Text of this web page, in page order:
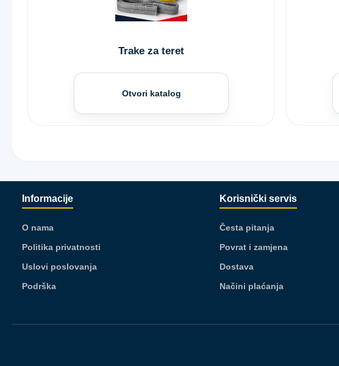
Trake za teret
Otvori katalog
Informacije
O nama
Politika privatnosti
Uslovi poslovanja
Podrška
Korisnički servis
Česta pitanja
Povrat i zamjena
Dostava
Načini plaćanja